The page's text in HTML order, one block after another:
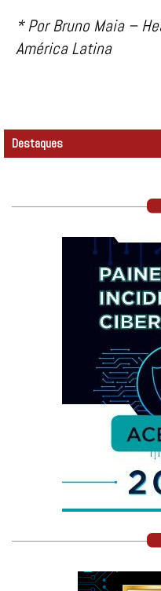
* Por Bruno Maia –
América Latina
Destaques